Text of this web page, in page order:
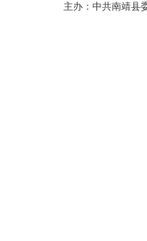
主办：中共南靖县